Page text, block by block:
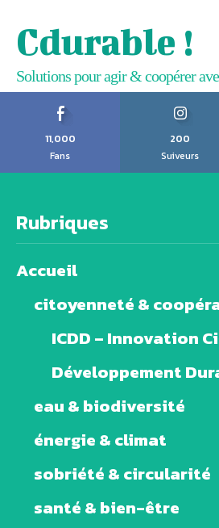
Cdurable !
Solutions pour agir & coopérer
11,000
Fans
200
Suiveurs
Rubriques
Accueil
citoyenneté &
ICDD – Innovation
Développement
eau & biodiversité
énergie & climat
sobriété & circularité
santé & bien-être